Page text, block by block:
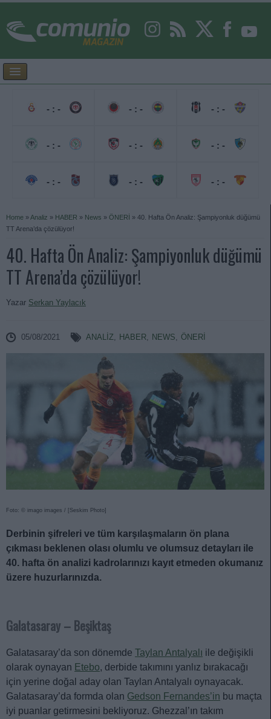
- : -
- : -
- : -
- : -
- : -
- : -
- : -
- : -
- : -
Home »Analiz » HABER » News » ÖNERİ » 40. Hafta Ön Analiz: Şampiyonluk düğümü
TT Arena’da çözülüyor!
40. Hafta Ön Analiz: Şampiyonluk düğümü
TT Arena’da çözülüyor!
Yazar Serkan Yaylacık
05/08/2021 ANALIZ, HABER, NEWS, ÖNERİ
Foto: © imago images / [Seskim Photo]
Derbinin şifreleri ve tüm karşılaşmaların ön plana
çıkması beklenen olası olumlu ve olumsuz detayları ile
40. hafta ön analizi kadrolarınızı kayıt etmeden okumanız
üzere huzurlarınızda.
Galatasaray – Beşiktaş
Galatasaray’da son dönemde Taylan Antalyalı ile değişikli
olarak oynayan Etebo, derbide takımını yanlız bırakacağı
için yerine doğal aday olan Taylan Antalyalı oynayacak.
Galatasaray’da formda olan Gedson Fernandes’in bu maçta
iyi puanlar getirmesini bekliyoruz. Ghezzal’ın takım